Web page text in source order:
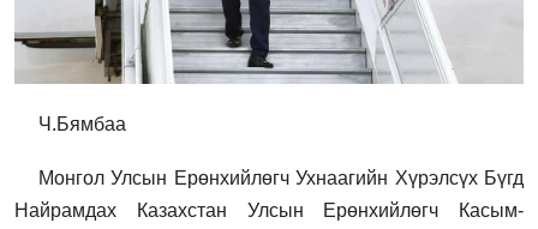
Ч.Бямбаа
Монгол Улсын Ерөнхийлөгч Ухнаагийн Хүрэлсүх Бүгд
Найрамдах Казахстан Улсын Ерөнхийлөгч Касым-